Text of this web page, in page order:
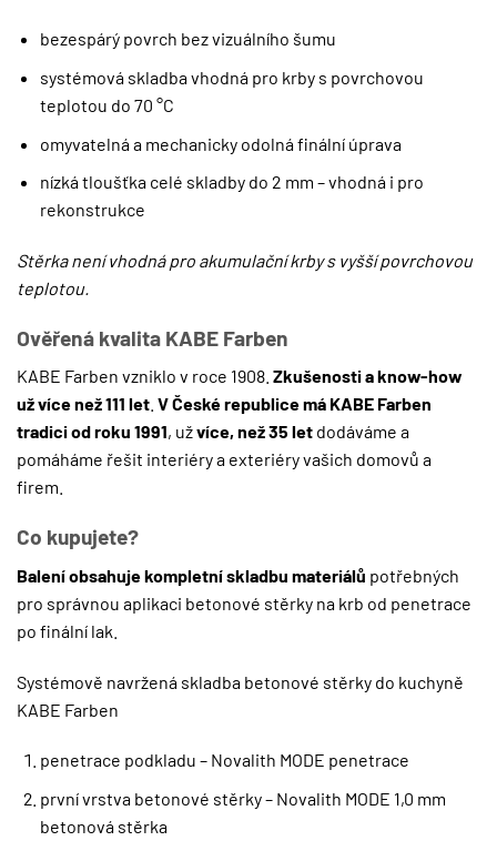
bezespárý povrch bez vizuálního šumu
systémová skladba vhodná pro krby s povrchovou
teplotou do 70 °C
omyvatelná a mechanicky odolná finální úprava
nízká tloušťka celé skladby do 2 mm – vhodná i pro
rekonstrukce
Stěrka není vhodná pro akumulační krby s vyšší povrchovou
teplotou.
Ověřená kvalita KABE Farben
KABE Farben vzniklo v roce 1908. Zkušenosti a know-how
už více než 111 let V České republice má KABE Farben
tradici od roku 1991, užvíce, než 35 let dodáváme a
pomáháme řešit interiéry a exteriéry vašich domovů a
firem.
Co kupujete?
Balení obsahuje kompletní skladbu materiálů potřebných
pro správnou aplikaci betonové stěrky na krb od penetrace
po finální lak.
Systémově navržená skladba betonové stěrky do kuchyně
KABE Farben
penetrace podkladu – Novalith MODE penetrace
první vrstva betonové stěrky – Novalith MODE 1,0 mm
betonová stěrka